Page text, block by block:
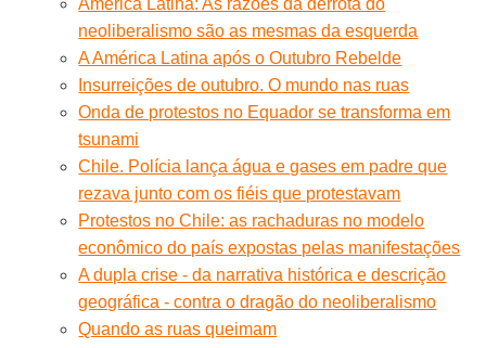
neoliberalismo são as mesmas da esquerda
A América Latina após o Outubro Rebelde
Insurreições de outubro. O mundo nas ruas
Onda de protestos no Equador se transforma em
tsunami
Chile. Polícia lança água e gases em padre que
rezava junto com os fiéis que protestavam
Protestos no Chile: as rachaduras no modelo
econômico do país expostas pelas manifestações
A dupla crise - da narrativa histórica e descrição
geográfica - contra o dragão do neoliberalismo
Quando as ruas queimam